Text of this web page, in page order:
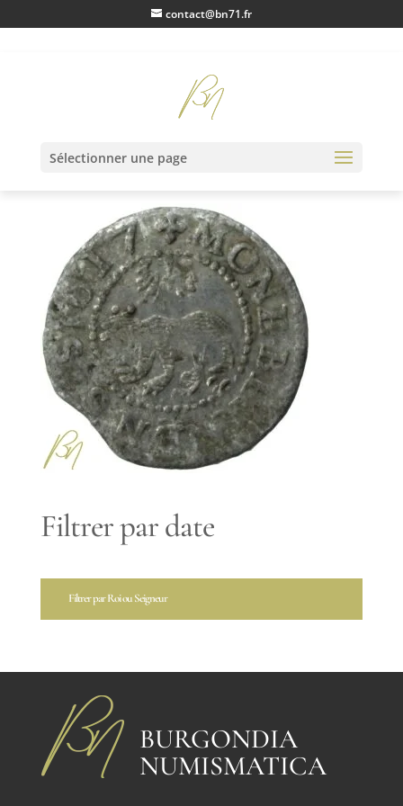
contact@bn71.fr
Sélectionner une page
IMG_0742
Filtrer par date
Filtrer par Roi ou Seigneur
BURGONDIA
NUMISMATICA